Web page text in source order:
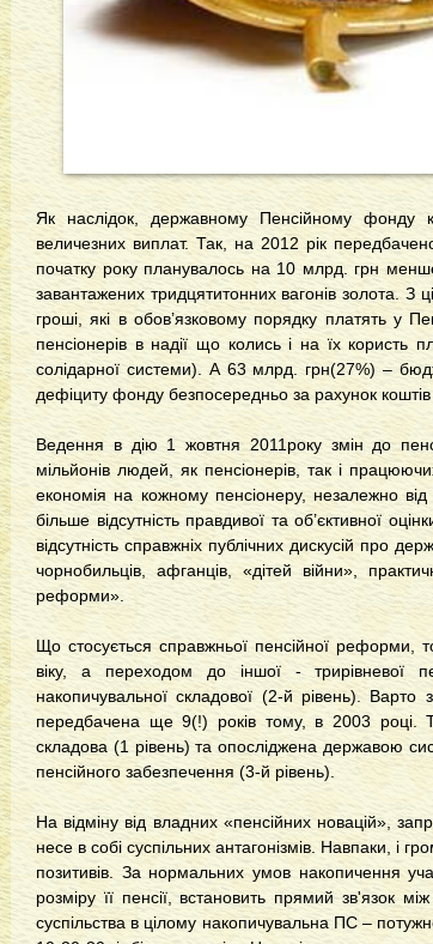
Як наслідок, державному Пенсійному фонду
величезних виплат. Так, на 2012 рік
початку року планувалось на 10 млрд. грн
завантажених тридцятитонних вагонів золота.
гроші, які в обов’язковому порядку платять у
пенсіонерів в надії що колись і на їх користь
солідарної системи). А 63 млрд. грн(27%) –
дефіциту фонду безпосередньо за рахунок
Ведення в дію 1 жовтня 2011року змін до
мільйонів людей, як пенсіонерів, так і
економія на кожному пенсіонеру, незалежно
більше відсутність правдивої та об’єктивної
відсутність справжніх публічних дискусій про
чорнобильців, афганців, «дітей війни»,
реформи».
Що стосується справжньої пенсійної реформи,
віку, а переходом до іншої - трирівневої
накопичувальної складової (2-й рівень).
передбачена ще 9(!) років тому, в 2003 році.
складова (1 рівень) та опосліджена державою
пенсійного забезпечення (3-й рівень).
На відміну від владних «пенсійних новацій»,
несе в собі суспільних антагонізмів. Навпаки, і
позитивів. За нормальних умов накопичення
розміру її пенсії, встановить прямий зв'язок
суспільства в цілому накопичувальна ПС –